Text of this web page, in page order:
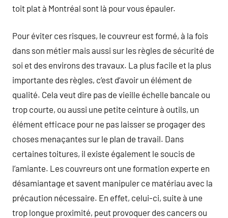
toit plat à Montréal sont là pour vous épauler.
Pour éviter ces risques, le couvreur est formé, à la fois
dans son métier mais aussi sur les règles de sécurité de
soi et des environs des travaux. La plus facile et la plus
importante des règles, c’est d’avoir un élément de
qualité. Cela veut dire pas de vieille échelle bancale ou
trop courte, ou aussi une petite ceinture à outils, un
élément efficace pour ne pas laisser se progager des
choses menaçantes sur le plan de travail. Dans
certaines toitures, il existe également le soucis de
l’amiante. Les couvreurs ont une formation experte en
désamiantage et savent manipuler ce matériau avec la
précaution nécessaire. En effet, celui-ci, suite à une
trop longue proximité, peut provoquer des cancers ou